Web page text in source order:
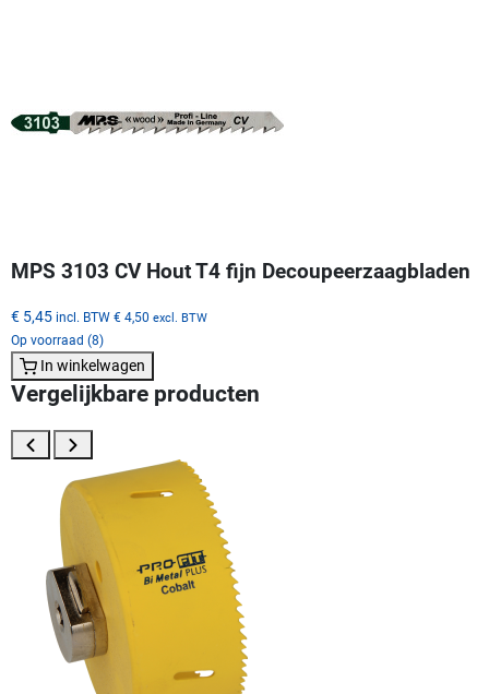
MPS 3103 CV Hout T4 fijn Decoupeerzaagbladen
€ 5,45 incl. BTW € 4,50 excl. BTW
Op voorraad (8)
In winkelwagen
Vergelijkbare producten